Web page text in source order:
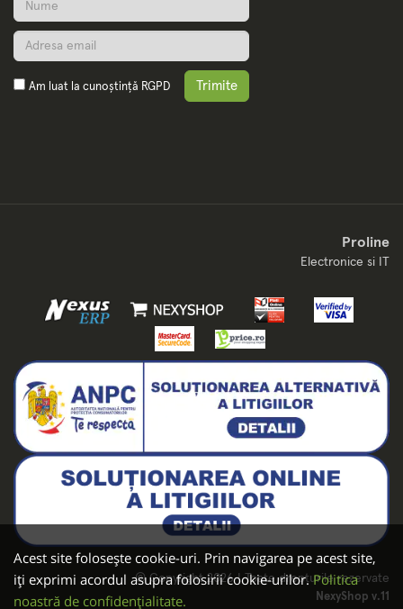
Acest site folosește cookie-uri. Prin navigarea pe acest site,
iți exprimi acordul asupra folosirii cookie-urilor.Politica
noastră de confidențialitate.
Am luat la cunoștință RGPD Trimite
Proline
Electronice si IT
© Copyright 2026 | Toate drepturile rezervate
NexyShop v.11